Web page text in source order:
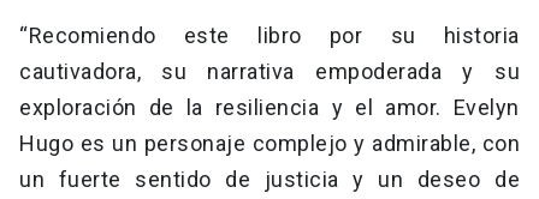
“Recomiendo este libro por su historia
cautivadora, su narrativa empoderada y su
exploración de la resiliencia y el amor. Evelyn
Hugo es un personaje complejo y admirable, con
un fuerte sentido de justicia y un deseo de